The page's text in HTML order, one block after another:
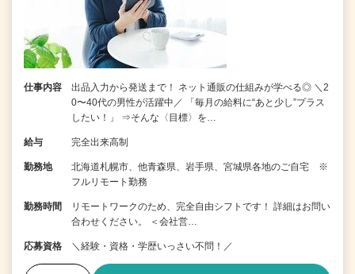
仕事内容
出品入力から発送まで！ ネット通販の仕組みが学べる◎ ＼2
0〜40代の男性が活躍中／ 「毎月の給料に“あと少し”プラス
したい！」 ⇒そんな〈目標〉を…
給与 完全出来高制
勤務地
北海道札幌市、他青森県、岩手県、宮城県各地のご自宅 ※
フルリモート勤務
勤務時間
リモートワークのため、完全自由シフトです！ 詳細はお問い
合わせください。 ＜会社営…
応募資格 ＼経験・資格・学歴いっさい不問！／